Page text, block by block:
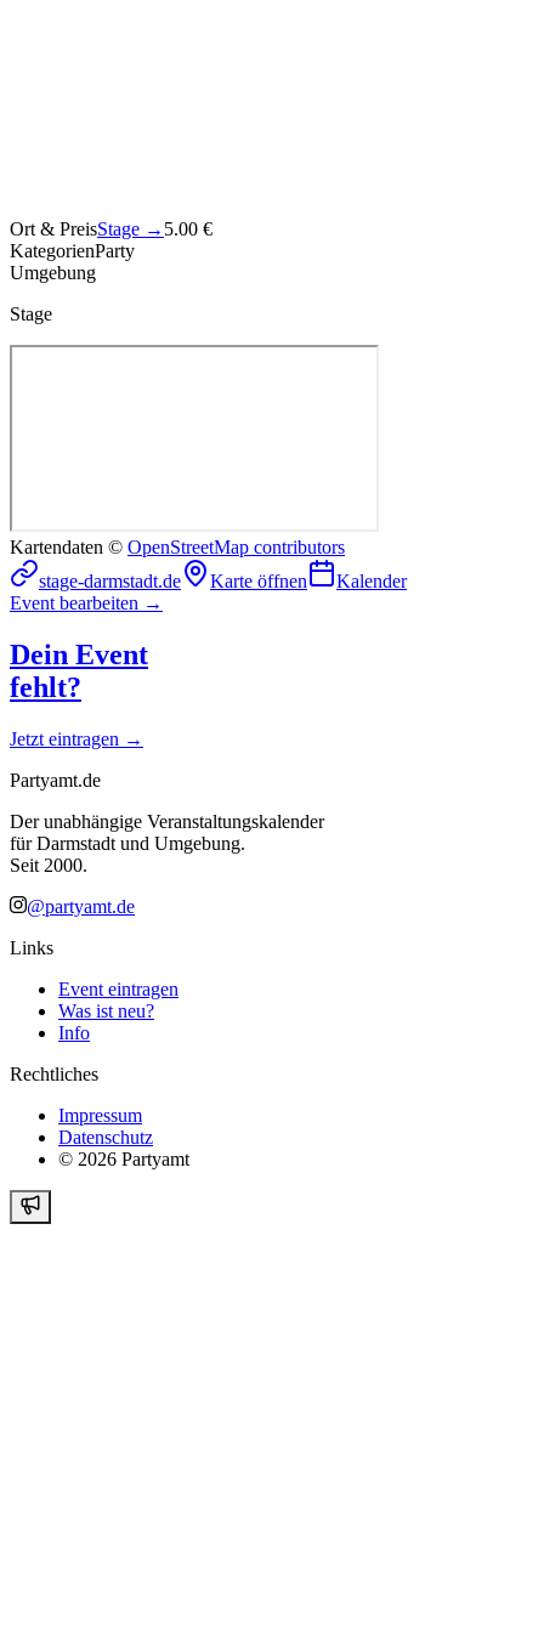
Ort & PreisStage → 5.00 €
KategorienParty
Umgebung
Stage
Kartendaten © OpenStreetMap contributors
stage-darmstadt.de
Karte öffnen
Kalender
Event bearbeiten →
Dein Event
fehlt?
Jetzt eintragen →
Partyamt.de
Der unabhängige Veranstaltungskalender
für Darmstadt und Umgebung.
Seit 2000.
@partyamt.de
Links
Event eintragen
Was ist neu?
Info
Rechtliches
Impressum
Datenschutz
© 2026 Partyamt